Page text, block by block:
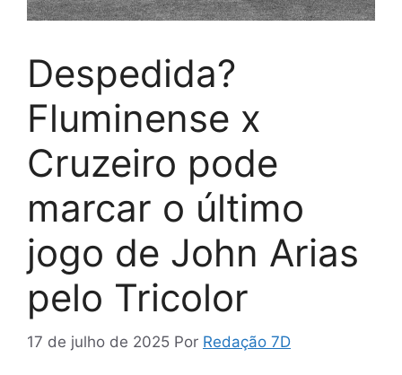
Despedida?
Fluminense x
Cruzeiro pode
marcar o último
jogo de John Arias
pelo Tricolor
17 de julho de 2025 Por Redação 7D